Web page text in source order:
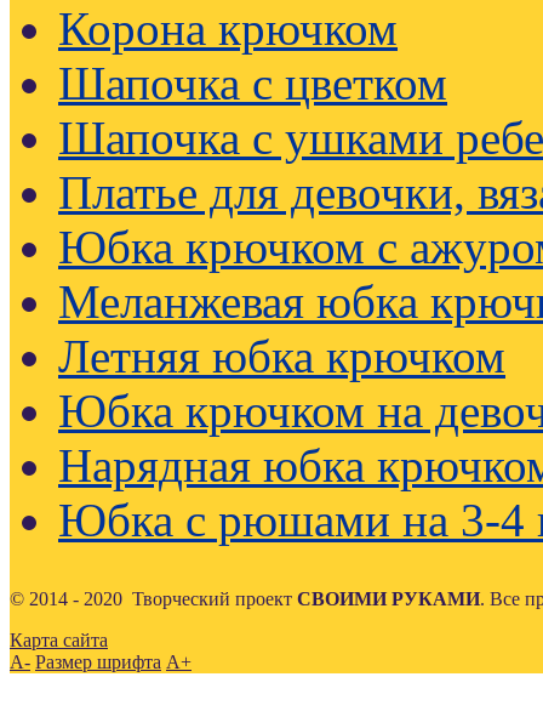
Корона крючком
Шапочка с цветком
Шапочка с ушками
Платье для девочки,
Юбка крючком с
Меланжевая юбка
Летняя юбка крючком
Юбка крючком на
Нарядная юбка
Юбка с рюшами на 3-4
© 2014 - 2020 Творческий проект СВОИМИ РУКАМИ. Все
Карта сайта
A- Размер шрифта A+